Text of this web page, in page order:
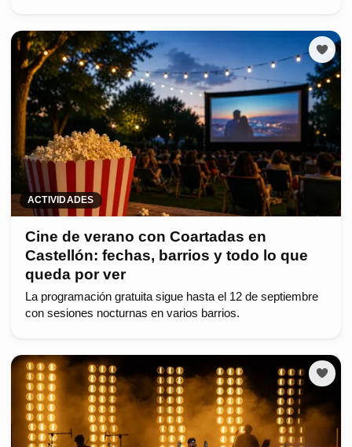
ACTIVIDADES
Cine de verano con Coartadas en
Castellón: fechas, barrios y todo lo que
queda por ver
La programación gratuita sigue hasta el 12 de septiembre
con sesiones nocturnas en varios barrios.